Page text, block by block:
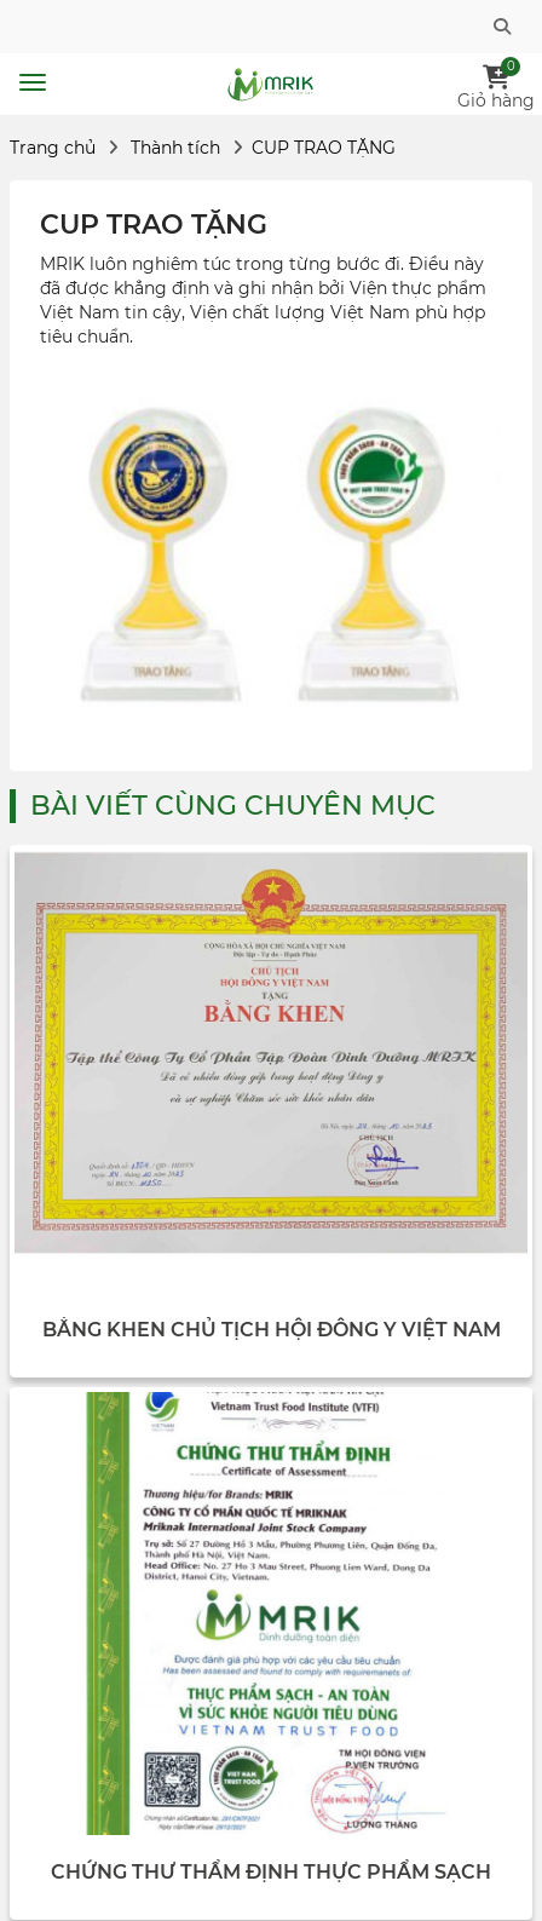
Giỏ hàng
0
Trang chủ Thành tích CUP TRAO TẶNG
CUP TRAO TẶNG
MRIK luôn nghiêm túc trong từng bước đi. Điều này
đã được khẳng định và ghi nhận bởi Viện thực phẩm
Việt Nam tin cậy, Viện chất lượng Việt Nam phù hợp
tiêu chuẩn.
BÀI VIẾT CÙNG CHUYÊN MỤC
BẰNG KHEN CHỦ TỊCH HỘI ĐÔNG Y VIỆT NAM
CHỨNG THƯ THẨM ĐỊNH THỰC PHẨM SẠCH